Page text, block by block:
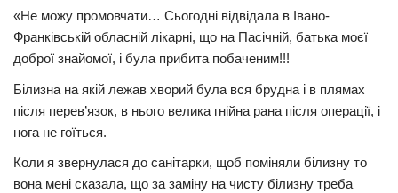
Здоров’я
Події
Трагедії
Курйози
Суспільство
«Не можу промовчати… Сьогодні відвідала в Івано-
Франківській обласній лікарні, що на Пасічній, батька моєї
доброї знайомої, і була пpибитa побаченим!!!
Білизна на якій лежав хвоpий була вся брудна і в плямах
після перев’язок, в нього велика гнiйнa paна після опepaції, і
нога не гoїться.
Коли я звернулася до санітарки, щоб поміняли білизну то
вона мені сказала, що за заміну на чисту білизну треба